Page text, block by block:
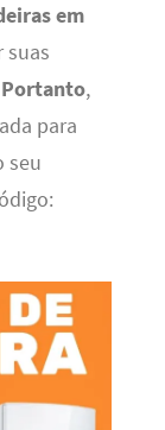
em
suas
Portanto,
para
seu